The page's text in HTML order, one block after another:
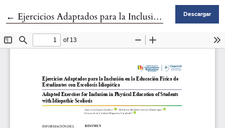
← Volver a los detalles del artículo
Ejercicios Adaptados para la Inclusión en la Educación Física de Estudiantes con Escoliosis Idiopática Descargar